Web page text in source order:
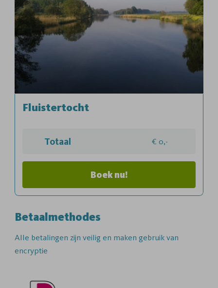
Fluistertocht
Totaal 0,-
Boek nu!
Betaalmethodes
Alle betalingen zijn veilig en maken gebruik van
encryptie